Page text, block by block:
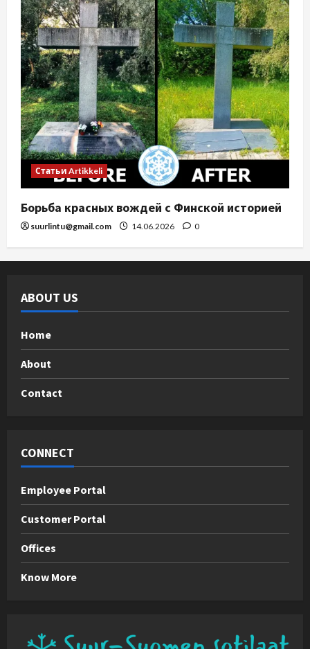
Статьи Artikkeli
Борьба красных вождей с Финской историей
suurlintu@gmail.com 14.06.2026 0
ABOUT US
Home
About
Contact
CONNECT
Employee Portal
Customer Portal
Offices
Know More